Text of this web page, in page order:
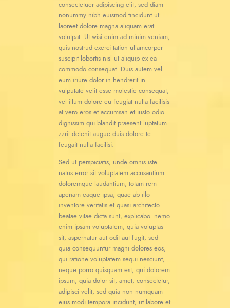
consectetuer adipiscing elit, sed diam
nonummy nibh euismod tincidunt ut
laoreet dolore magna aliquam erat
volutpat. Ut wisi enim ad minim veniam,
quis nostrud exerci tation ullamcorper
suscipit lobortis nisl ut aliquip ex ea
commodo consequat. Duis autem vel
eum iriure dolor in hendrerit in
vulputate velit esse molestie consequat,
vel illum dolore eu feugiat nulla facilisis
at vero eros et accumsan et iusto odio
dignissim qui blandit praesent luptatum
zzril delenit augue duis dolore te
feugait nulla facilisi.
Sed ut perspiciatis, unde omnis iste
natus error sit voluptatem accusantium
doloremque laudantium, totam rem
aperiam eaque ipsa, quae ab illo
inventore veritatis et quasi architecto
beatae vitae dicta sunt, explicabo. nemo
enim ipsam voluptatem, quia voluptas
sit, aspernatur aut odit aut fugit, sed
quia consequuntur magni dolores eos,
qui ratione voluptatem sequi nesciunt,
neque porro quisquam est, qui dolorem
ipsum, quia dolor sit, amet, consectetur,
adipisci velit, sed quia non numquam
eius modi tempora incidunt, ut labore et